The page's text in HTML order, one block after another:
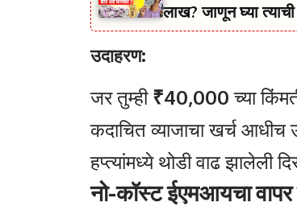
लाख? जाणून घ्या
उदाहरण:
जर तुम्ही₹40,000च्या
कदाचित व्याजाचा खर्च आधीच
हप्त्यांमध्ये थोडी वाढ झालेली
नो-कॉस्ट ईएमआयचा